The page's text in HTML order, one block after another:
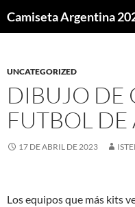
Camiseta Argentina
UNCATEGORIZED
DIBUJO DE
FUTBOL
17 DE ABRIL DE 2023
Los equipos que más kits